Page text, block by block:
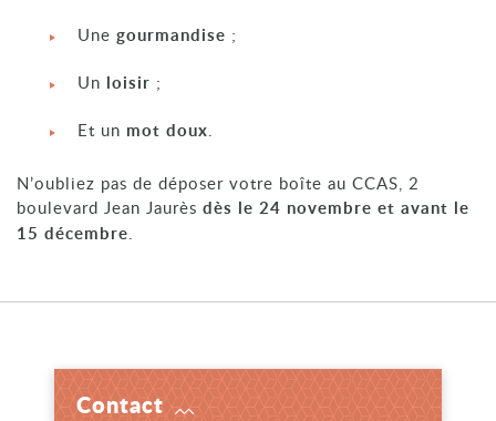
Une gourmandise ;
Un loisir ;
Et un mot doux.
N’oubliez pas de déposer votre boîte au CCAS, 2
boulevard Jean Jaurès dès le 24 novembre et avant le
15 décembre.
Contact